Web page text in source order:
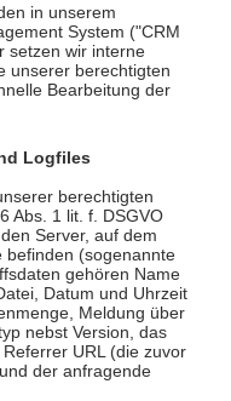
in unserem
System ("CRM
setzen wir interne
unserer berechtigten
Bearbeitung der
Logfiles
berechtigten
Abs. 1 lit. f. DSGVO
Server, auf dem
befinden (sogenannte
gehören Name
Datum und Uhrzeit
Meldung über
nebst Version, das
URL (die zuvor
der anfragende